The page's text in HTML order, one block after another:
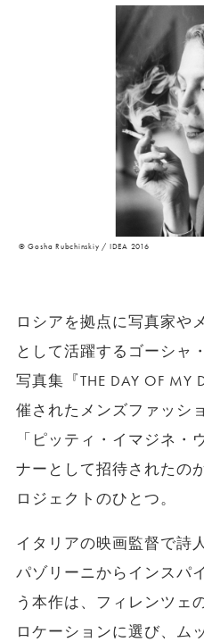
© Gosha Rubchinskiy / IDEA 2016
ロシアを拠点に写真家や
として活躍するゴーシャ
写真集『THE DAY OF MY
催されたメンズファッシ
「ピッティ・イマジネ・
ナーとして招待されたの
ロジェクトのひとつ。
イタリアの映画監督で詩
パゾリーニからインスパ
う本作は、フィレンツェ
ロケーションに選び、ム